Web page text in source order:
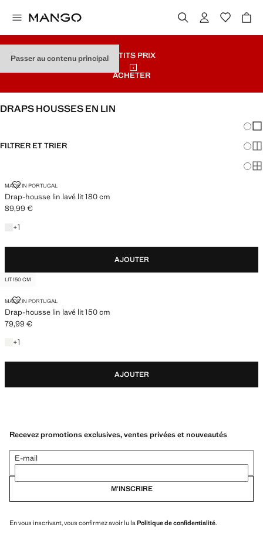
Passer au contenu principalPETITS PRIX
ACHETER
DRAPS HOUSSES EN LIN
FILTRER ET TRIER
MADE IN PORTUGAL
Drap-housse lin lavé lit 180 cm
DRAP-HOUSSE LIN LAVÉ LIT 180 CM
Prix actuel [89,99 € ]
89,99 €
+1
+1 couleur
AJOUTER
LIT 150 CM
MADE IN PORTUGAL
Drap-housse lin lavé lit 150 cm
DRAP-HOUSSE LIN LAVÉ LIT 150 CM
Prix actuel [79,99 € ]
79,99 €
+1
+1 couleur
AJOUTER
Recevez promotions exclusives, ventes privées et nouveautés
E-mail
M’INSCRIRE
En vous inscrivant, vous confirmez avoir lu la Politique de confidentialité.